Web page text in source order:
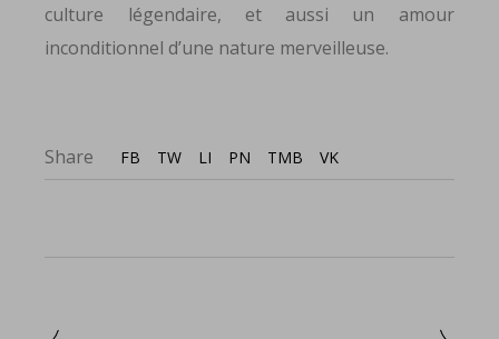
culture légendaire, et aussi un amour
inconditionnel d’une nature merveilleuse.
Share FB TW LI PN TMB VK